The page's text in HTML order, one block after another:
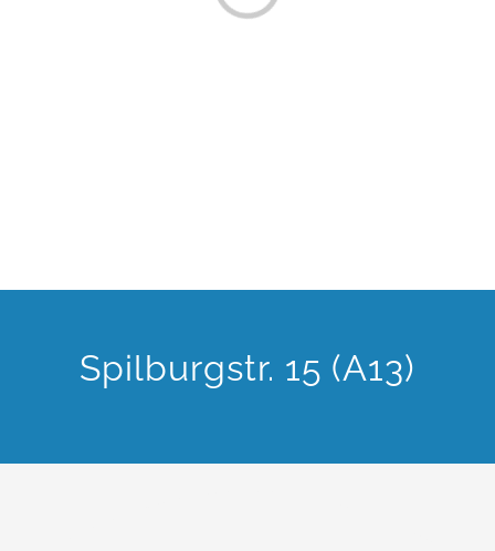
Spilburgstr. 15 (A13)